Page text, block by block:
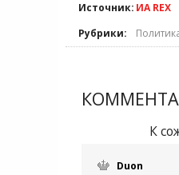
Источник: ИА REX
Рубрики:
К
Duon